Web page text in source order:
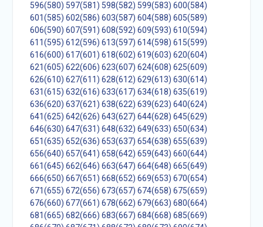
596(580) 597(581) 598(582) 599(583) 600(584)
601(585) 602(586) 603(587) 604(588) 605(589)
606(590) 607(591) 608(592) 609(593) 610(594)
611(595) 612(596) 613(597) 614(598) 615(599)
616(600) 617(601) 618(602) 619(603) 620(604)
621(605) 622(606) 623(607) 624(608) 625(609)
626(610) 627(611) 628(612) 629(613) 630(614)
631(615) 632(616) 633(617) 634(618) 635(619)
636(620) 637(621) 638(622) 639(623) 640(624)
641(625) 642(626) 643(627) 644(628) 645(629)
646(630) 647(631) 648(632) 649(633) 650(634)
651(635) 652(636) 653(637) 654(638) 655(639)
656(640) 657(641) 658(642) 659(643) 660(644)
661(645) 662(646) 663(647) 664(648) 665(649)
666(650) 667(651) 668(652) 669(653) 670(654)
671(655) 672(656) 673(657) 674(658) 675(659)
676(660) 677(661) 678(662) 679(663) 680(664)
681(665) 682(666) 683(667) 684(668) 685(669)